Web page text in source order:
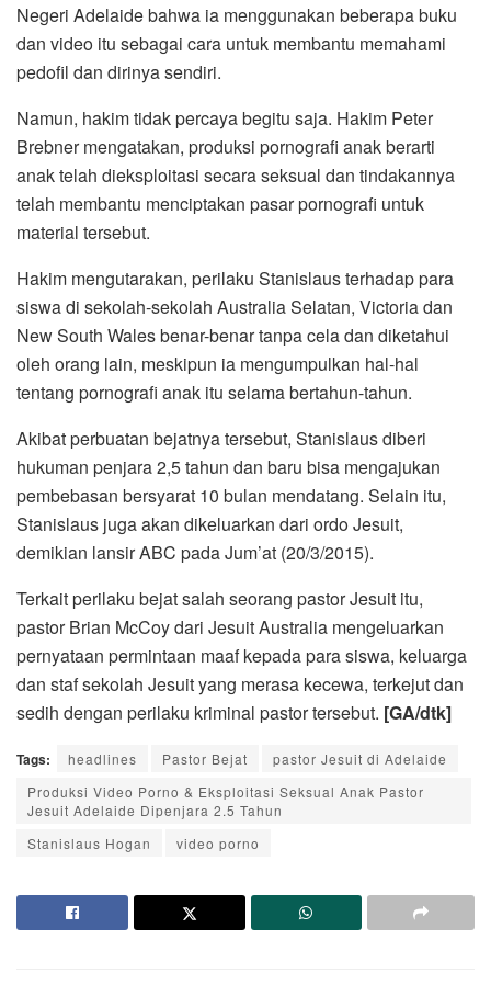
Negeri Adelaide bahwa ia menggunakan beberapa buku
dan video itu sebagai cara untuk membantu memahami
pedofil dan dirinya sendiri.
Namun, hakim tidak percaya begitu saja. Hakim Peter
Brebner mengatakan, produksi pornografi anak berarti
anak telah dieksploitasi secara seksual dan tindakannya
telah membantu menciptakan pasar pornografi untuk
material tersebut.
Hakim mengutarakan, perilaku Stanislaus terhadap para
siswa di sekolah-sekolah Australia Selatan, Victoria dan
New South Wales benar-benar tanpa cela dan diketahui
oleh orang lain, meskipun ia mengumpulkan hal-hal
tentang pornografi anak itu selama bertahun-tahun.
Akibat perbuatan bejatnya tersebut, Stanislaus diberi
hukuman penjara 2,5 tahun dan baru bisa mengajukan
pembebasan bersyarat 10 bulan mendatang. Selain itu,
Stanislaus juga akan dikeluarkan dari ordo Jesuit,
demikian lansir ABC pada Jum’at (20/3/2015).
Terkait perilaku bejat salah seorang pastor Jesuit itu,
pastor Brian McCoy dari Jesuit Australia mengeluarkan
pernyataan permintaan maaf kepada para siswa, keluarga
dan staf sekolah Jesuit yang merasa kecewa, terkejut dan
sedih dengan perilaku kriminal pastor tersebut. [GA/dtk]
Tags: headlines Pastor Bejat
pastor Jesuit di Adelaide
Produksi Video Porno & Eksploitasi Seksual Anak Pastor
Jesuit Adelaide Dipenjara 2.5 Tahun
Stanislaus Hogan
video porno